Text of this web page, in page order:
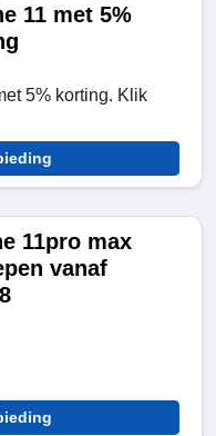
11 met 5%
5% korting. Klik
11pro max
vanaf